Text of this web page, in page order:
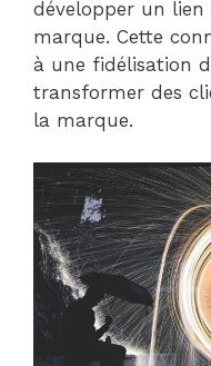
développer un
marque. Cette
à une fidélisation
transformer des
la marque.